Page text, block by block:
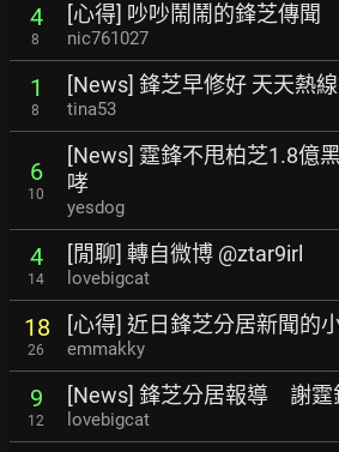
4
8
[心得] 吵吵鬧鬧的鋒芝傳聞
nic761027
1
8
[News] 鋒芝早修好 天天熱
tina53
6
10
[News] 霆鋒不甩柏芝1.8億
哮
yesdog
4
14
[閒聊] 轉自微博 @ztar9irl
lovebigcat
18
26
[心得] 近日鋒芝分居新聞的
emmakky
9
12
[News] 鋒芝分居報導 謝霆
lovebigcat